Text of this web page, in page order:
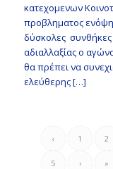
κατεχομενων
προβληματος
δύσκολες
αδιαλλαξίας ο
θα πρέπει να
ελεύθερης […]
‹ 1 2
5 › »